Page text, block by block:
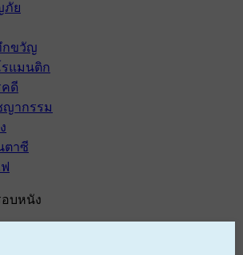
ภัย
กขวัญ
แมนติก
ดี
ญากรรม
ตาซี
บหนัง